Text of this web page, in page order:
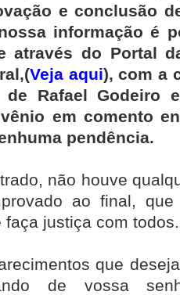
e conclusão
informação é
através do Portal
(Veja aqui), com a
Rafael Godeiro
em comento
pendência.
não houve
ao final, que
justiça com todos.
que
de vossa